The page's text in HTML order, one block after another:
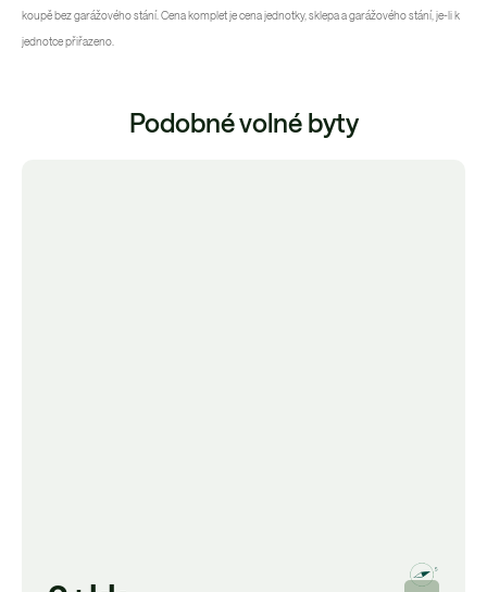
koupě bez garážového stání. Cena komplet je cena jednotky, sklepa a garážového stání, je-li k
jednotce přiřazeno.
Podobné volné byty